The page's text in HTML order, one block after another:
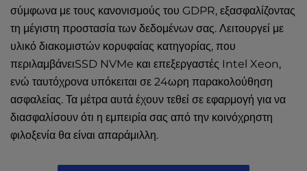
σύμφωνα με τους κανονισμούς του GDPR, εξασφαλίζοντας
τη μέγιστη προστασία των δεδομένων σας. Λειτουργεί με
υλικό διακομιστών κορυφαίας κατηγορίας, που
περιλαμβάνειSSD NVMe και επεξεργαστές Intel Xeon,
ενώ ταυτόχρονα υπόκειται σε 24ωρη παρακολούθηση
ασφαλείας. Τα μέτρα αυτά έχουν τεθεί σε εφαρμογή για να
διασφαλίσουν ότι η εμπειρία σας από την κοινόχρηστη
φιλοξενία θα είναι απαράμιλλη.